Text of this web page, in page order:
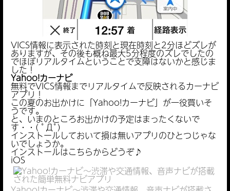
VICS情報に表示された時刻と現在時刻と2分ほどズレが
ありますが、その後も概ね最大5分程度のズレでしたの
でほぼリアルタイムということで支障はないかと感じま
した！
Yahoo!カーナビ
無料でVICS情報までリアルタイムで反映されるカーナビ
アプリ！
この夏のお出かけに「Yahoo!カーナビ」が一役買いそ
うです。
と、いまのところお出かけの予定はまったくないで
す・・( ﾟДﾟ)
インストールしておいて損は無いアプリのひとつじゃな
いでしょうか。
インストールはこちらからどうぞ♪
iOS